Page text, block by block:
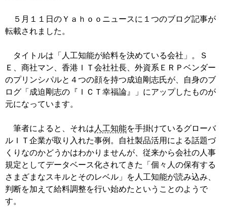
５月１１日のＹａｈｏｏニュースに１つのブログ記事が
転載されました。
タイトルは「人工知能が給料を決めている会社」。Ｓ
Ｅ、商社マン、香港ＩＴ会社社長、外資系ＥＲＰベンダー
のプリンシパルと４つの顔を持つ成迫剛志氏が、自身のブ
ログ「成迫剛志の『ＩＣＴ幸福論』」にアップしたものが
元になっています。
筆者によると、それは人工知能を手掛けているグローバ
ルＩＴ企業が取り入れた事例。自社製品活用による話題づ
くりなのかどうかはわかりませんが、従来から会社の人事
規定としてデータベース化されてきた「個々人の保有する
さまざまなスキルとそのレベル」を人工知能が読み込み、
判断を加えて給料調整を行い始めたということのようで
す。